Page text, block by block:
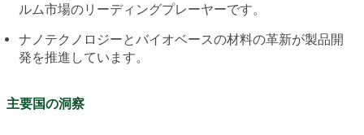
ルム市場のリーディングプレーヤーです。
ナノテクノロジーとバイオベースの材料の革新が製品開
発を推進しています。
主要国の洞察